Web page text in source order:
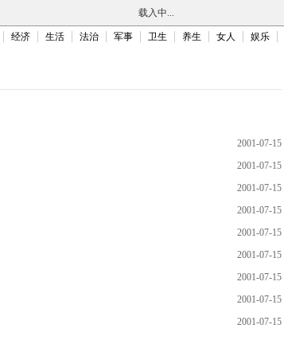
载入中...
经济 生活 法治 军事 卫生 养生 女人 娱乐
2001-07-15
2001-07-15
2001-07-15
2001-07-15
2001-07-15
2001-07-15
2001-07-15
2001-07-15
2001-07-15